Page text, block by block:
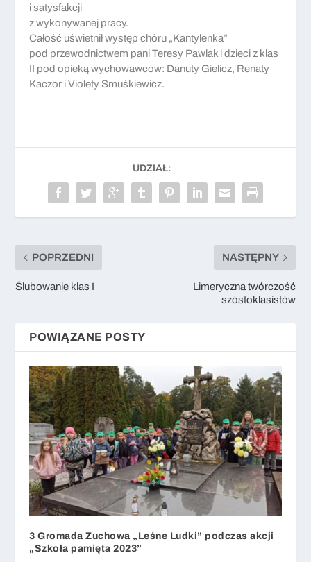
i satysfakcji
z wykonywanej pracy.
Całość uświetnił występ chóru „Kantylenka”
pod przewodnictwem pani Teresy Pawlak i dzieci z klas
II pod opieką wychowawców: Danuty Gielicz, Renaty
Kaczor i Violety Smuśkiewicz.
UDZIAŁ:
POPRZEDNI
Ślubowanie klas I
NASTĘPNY
Limeryczna twórczość
szóstoklasistów
POWIĄZANE POSTY
3 Gromada Zuchowa „Leśne Ludki” podczas akcji
„Szkoła pamięta 2023”